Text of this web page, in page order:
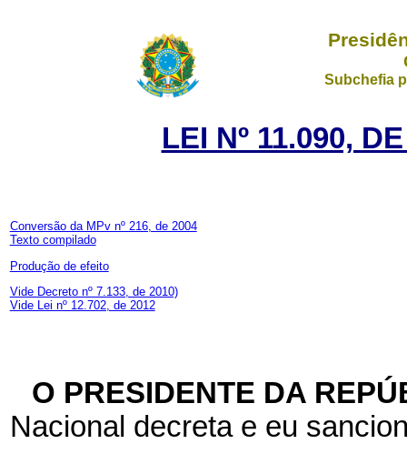
Subchefia
LEI Nº 11.090,
Conversão da MPv nº 216, de 2004
Texto compilado
Produção de efeito
Vide Decreto nº 7.133, de 2010)
Vide Lei nº 12.702, de 2012
O PRESIDENTE DA
Nacional decreta e eu